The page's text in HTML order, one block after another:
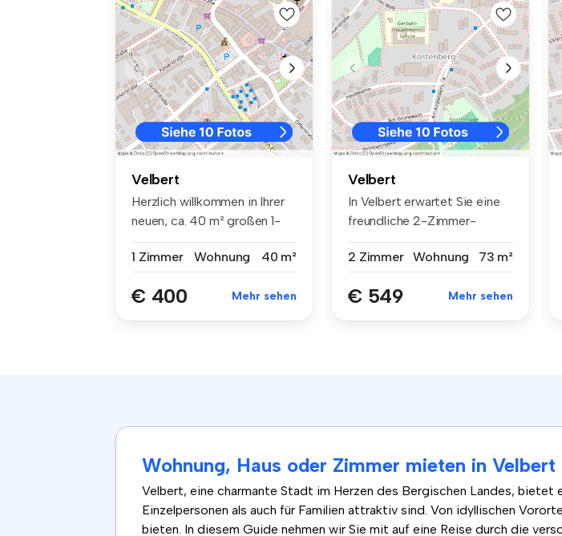
Velbert
Herzlich willkommen in Ihrer
neuen, ca. 40 m² großen 1-
1 Zimmer
Wohnung 40 m²
€ 400 Mehr sehen
Velbert
In Velbert erwartet Sie eine
freundliche 2-Zimmer-
2 Zimmer
Wohnung 73 m²
€ 549 Mehr sehen
Wohnung, Haus oder Zimmer mieten in
Velbert, eine charmante Stadt im Herzen des Bergischen Landes,
Einzelpersonen als auch für Familien attraktiv sind. Von idyllischen
bieten. In diesem Guide nehmen wir Sie mit auf eine Reise durch die